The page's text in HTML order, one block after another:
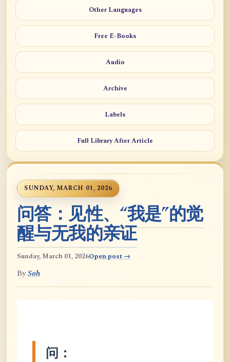
Other Languages
Free E-Books
Audio
Archive
Labels
Full Library After Article
SUNDAY, MARCH 01, 2026
问答：见性、“我是”的觉
醒与无我的亲证
Sunday, March 01, 2026Open post →
BySoh
问：